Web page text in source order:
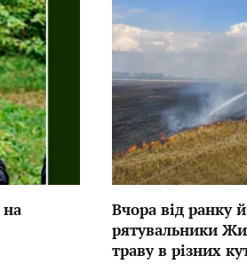
Вчора від ранку
рятувальники
траву в різних